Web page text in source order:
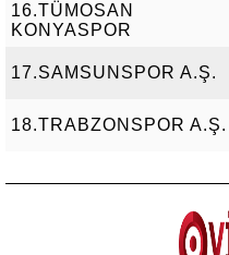
16.TÜMOSAN
KONYASPOR
17.SAMSUNSPOR A.Ş.
18.TRABZONSPOR A.Ş.